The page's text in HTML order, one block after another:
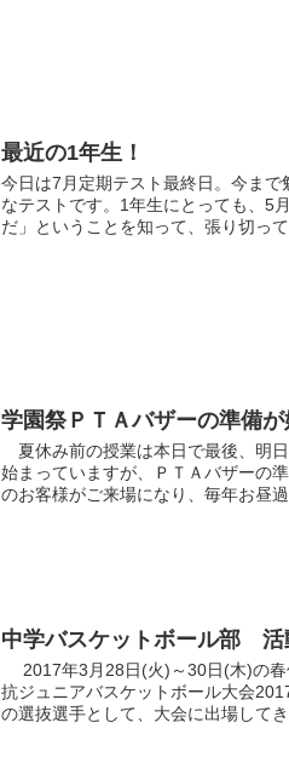
最近の1年生！
今日は7月定期テスト最終日。今ま
なテストです。1年生にとっても、5
だ」ということを知って、張り切っ
学園祭ＰＴＡバザーの準備が
夏休み前の授業は本日で最後、明
始まっていますが、ＰＴＡバザーの
のお客様がご来場になり、毎年お昼
中学バスケットボール部 活
2017年3月28日(火)～30日(木)の春
抗ジュニアバスケットボール大会
の選抜選手として、大会に出場して